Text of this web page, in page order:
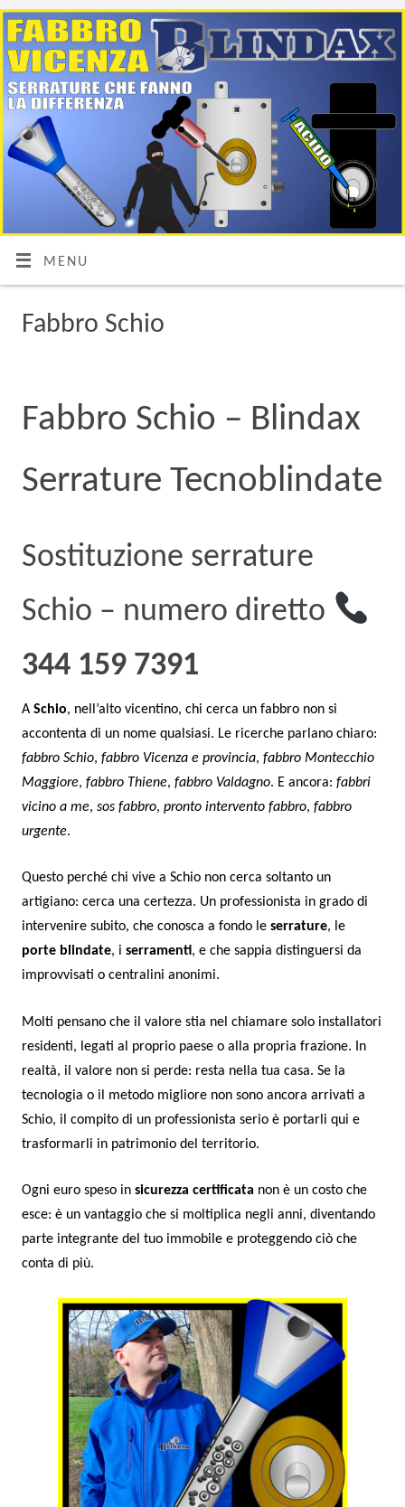
MENU
Fabbro Schio
Fabbro Schio – Blindax
Serrature Tecnoblindate
Sostituzione serrature
Schio – numero diretto
344 159 7391
ASchio, nell’alto vicentino, chi cerca un fabbro non si
accontenta di un nome qualsiasi. Le ricerche parlano chiaro:
fabbro Schio,fabbro Vicenza e provincia,fabbro Montecchio
Maggiore,fabbro Thiene,fabbro Valdagno. E ancora:fabbri
vicino a me,sos fabbro,pronto intervento fabbro,fabbro
urgente.
Questo perché chi vive a Schio non cerca soltanto un
artigiano: cerca una certezza. Un professionista in grado di
intervenire subito, che conosca a fondo leserrature, le
porte blindate, iserramenti, e che sappia distinguersi da
improvvisati o centralini anonimi.
Molti pensano che il valore stia nel chiamare solo installatori
residenti, legati al proprio paese o alla propria frazione. In
realtà, il valore non si perde: resta nella tua casa. Se la
tecnologia o il metodo migliore non sono ancora arrivati a
Schio, il compito di un professionista serio è portarli qui e
trasformarli in patrimonio del territorio.
Ogni euro speso insicurezza certificata non è un costo che
esce: è un vantaggio che si moltiplica negli anni, diventando
parte integrante del tuo immobile e proteggendo ciò che
conta di più.